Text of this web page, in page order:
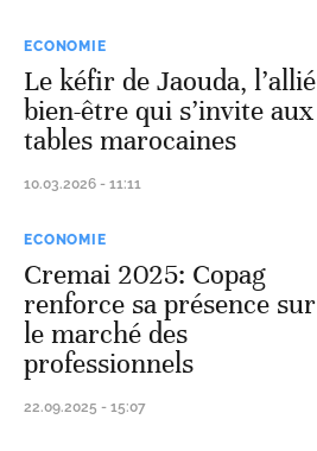
ECONOMIE
Le kéfir de Jaouda, l’allié
bien-être qui s’invite aux
tables marocaines
10.03.2026 - 11:11
ECONOMIE
Cremai 2025: Copag
renforce sa présence sur
le marché des
professionnels
22.09.2025 - 15:07